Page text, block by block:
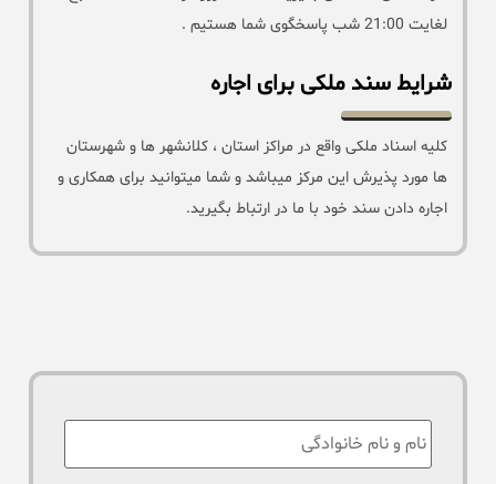
لغایت 21:00 شب پاسخگوی شما هستیم .
شرایط سند ملکی برای اجاره
کلیه اسناد ملکی واقع در مراکز استان ، کلانشهر ها و شهرستان
ها مورد پذیرش این مرکز میباشد و شما میتوانید برای همکاری و
اجاره دادن سند خود با ما در ارتباط بگیرید.
نام